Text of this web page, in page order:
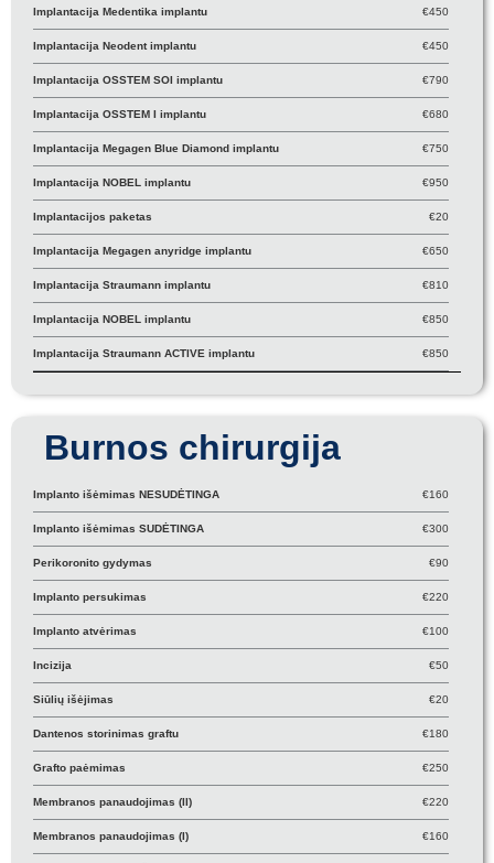
Implantacija Medentika implantu €450
Implantacija Neodent implantu €450
Implantacija OSSTEM SOI implantu €790
Implantacija OSSTEM I implantu €680
Implantacija Megagen Blue Diamond implantu €750
Implantacija NOBEL implantu €950
Implantacijos paketas €20
Implantacija Megagen anyridge implantu €650
Implantacija Straumann implantu €810
Implantacija NOBEL implantu €850
Implantacija Straumann ACTIVE implantu €850
Burnos chirurgija
Implanto išėmimas NESUDĖTINGA €160
Implanto išėmimas SUDĖTINGA €300
Perikoronito gydymas €90
Implanto persukimas €220
Implanto atvėrimas €100
Incizija €50
Siūlių išėjimas €20
Dantenos storinimas graftu €180
Grafto paėmimas €250
Membranos panaudojimas (II) €220
Membranos panaudojimas (I) €160